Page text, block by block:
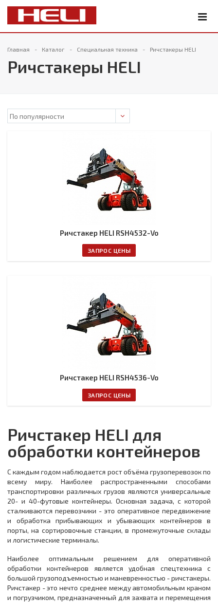
Главная Каталог Специальная техника Ричстакеры HELI
Ричстакеры HELI
Ричстакер HELI RSH4532-Vo
ЗАПРОС ЦЕНЫ
Ричстакер HELI RSH4536-Vo
ЗАПРОС ЦЕНЫ
Ричстакер HELI для
обработки контейнеров
С каждым годом наблюдается рост объёма грузоперевозок по
всему миру. Наиболее распространенными способами
транспортировки различных грузов являются универсальные
20- и 40-футовые контейнеры. Основная задача, с которой
сталкиваются перевозчики - это оперативное передвижение
и обработка прибывающих и убывающих контейнеров в
порты, на сортировочные станции, в промежуточные склады
и логистические терминалы.
Наиболее оптимальным решением для оперативной
обработки контейнеров является удобная спецтехника с
большой грузоподъемностью и маневренностью - ричстакеры.
Ричстакер - это нечто среднее между автомобильным краном
и погрузчиком, предназначенный для захвата и перемещения